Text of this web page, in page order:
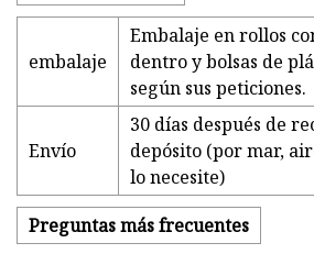
embalaje
Embalaje en rollos
dentro y bolsas de
según sus peticiones.
Envío
30 días después de
depósito (por mar,
lo necesite)
Preguntas más frecuentes